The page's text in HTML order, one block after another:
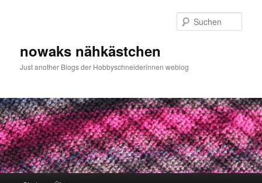
nowaks nähkästchen
Just another Blogs der Hobbyschneiderinnen weblog